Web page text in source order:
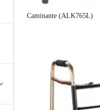
Caminante (ALK765L)